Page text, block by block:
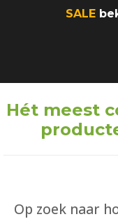
SALE
Hét meest
Op zoek naar